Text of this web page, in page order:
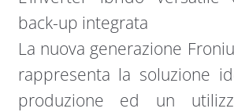
back-up integrata
La nuova generazione
rappresenta la soluzione
produzione ed un